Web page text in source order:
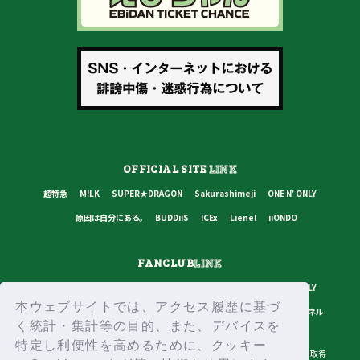
本ウェブサイトでは、アクセス履歴に基づ
く統計・集計等の目的、また、デバイスを
特定し利便性を高めるために、クッキー
OFFICIAL SITELINK
超特急 M!LK SUPER★DRAGON Sakurashimeji
ONE N' ONLY
原因は自分にある。
BUDDiiS ICEx Lienel iiONDO
FANCLUBLINK
ONE N' ONLY
原因は自分にある。
BUDDiiS ICEx Lienel スターダストチャンネル
プライバシーポリシー ご利用規約 推奨環境 ヘルプ・お問い合わせ ID取得